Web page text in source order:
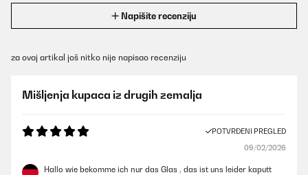
Napišite recenziju
za ovaj artikal još nitko nije napisao recenziju
Mišljenja kupaca iz drugih zemalja
POTVRĐENI PREGLED
09/02/2026
Hallo wie bekomme ich nur das Glas , das ist uns leider kaputt